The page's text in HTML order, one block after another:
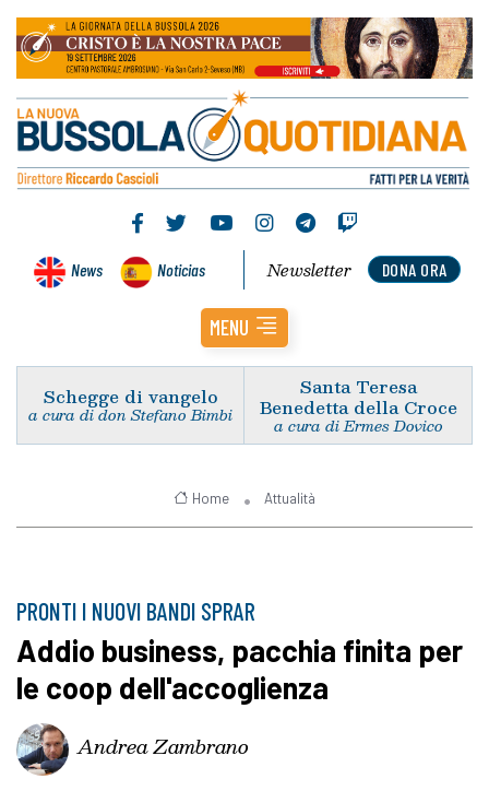
News Noticias DONA ORA
Newsletter
MENU
Schegge di vangelo
a cura di don Stefano Bimbi
Santa Teresa
Benedetta della Croce
a cura di Ermes Dovico
Home Attualità
PRONTI I NUOVI BANDI SPRAR
Addio business, pacchia finita per
le coop dell'accoglienza
Andrea Zambrano